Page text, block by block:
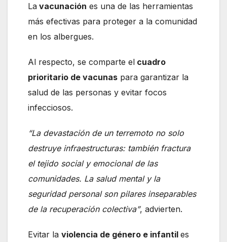
La vacunación es una de las herramientas
más efectivas para proteger a la comunidad
en los albergues.
Al respecto, se comparte el cuadro
prioritario de vacunas para garantizar la
salud de las personas y evitar focos
infecciosos.
“La devastación de un terremoto no solo
destruye infraestructuras: también fractura
el tejido social y emocional de las
comunidades. La salud mental y la
seguridad personal son pilares inseparables
de la recuperación colectiva”, advierten.
Evitar la violencia de género e infantil es